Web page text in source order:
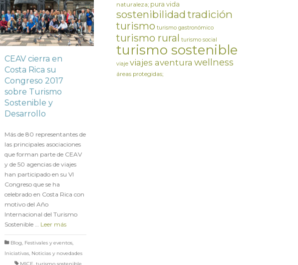
CEAV cierra en
Costa Rica su
Congreso 2017
sobre Turismo
Sostenible y
Desarrollo
Más de 80 representantes de
las principales asociaciones
que forman parte de CEAV
y de 50 agencias de viajes
han participado en su VI
Congreso que se ha
celebrado en Costa Rica con
motivo del Año
Internacional del Turismo
Sostenible … Leer más
Blog, Festivales y eventos,
Iniciativas, Noticias y novedades
MICE,turismo sostenible
naturaleza; pura vida
sostenibilidadtradición
turismo turismo gastronómico
turismo rural turismo social
turismo sostenible
viaje viajes aventura wellness
áreas protegidas;